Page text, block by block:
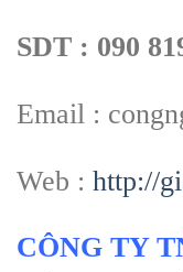
SDT : 090
Email :
Web : http://
CÔNG TY